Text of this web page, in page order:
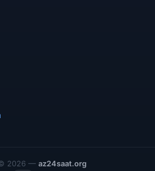
2026 — az24saat.org